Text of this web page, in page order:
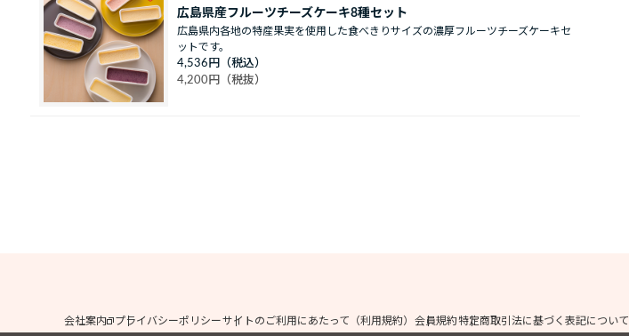
広島県産フルーツチーズケーキ8種セット
広島県内各地の特産果実を使用した食べきりサイズの濃厚フルーツチーズケーキセ
ットです。
4,536円
4,200円
会社案内 プライバシーポリシーサイトのご利用にあたって（利用規約） 会員規約特定商取引法に基づく表記について